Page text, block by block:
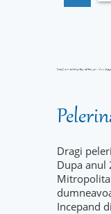
Dragi
Dupa anul
Incepand